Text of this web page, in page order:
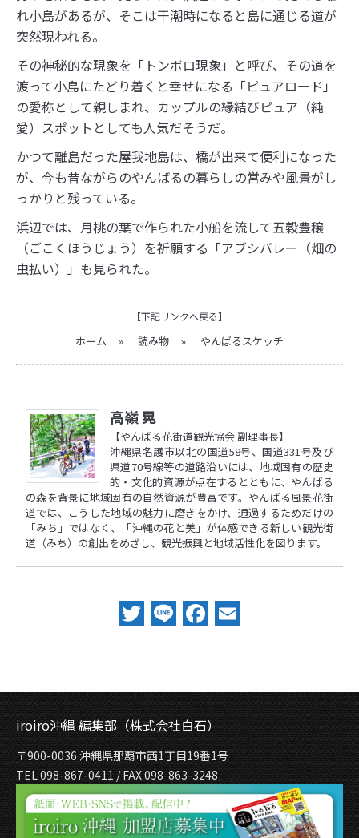
れ小島があるが、そこは干潮時になると島に通じる道が
突然現われる。
その神秘的な現象を「トンボロ現象」と呼び、その道を
渡って小島にたどり着くと幸せになる「ピュアロード」
の愛称として親しまれ、カップルの縁結びピュア（純
愛）スポットとしても人気だそうだ。
かつて離島だった屋我地島は、橋が出来て便利になった
が、今も昔ながらのやんばるの暮らしの営みや風景がし
っかりと残っている。
浜辺では、月桃の葉で作られた小船を流して五穀豊穣
（ごこくほうじょう）を祈願する「アブシバレー（畑の
虫払い）」も見られた。
【下記リンクへ戻る】
ホーム » 読み物 » やんばるスケッチ
高嶺 晃
【やんばる花街道観光協会 副理事長】
沖縄県名護市以北の国道58号、国道331号及び
県道70号線等の道路沿いには、地域固有の歴史
的・文化的資源が点在するとともに、やんばる
の森を背景に地域固有の自然資源が豊富です。やんばる風景花街
道では、こうした地域の魅力に磨きをかけ、通過するためだけの
「みち」ではなく、「沖縄の花と美」が体感できる新しい観光街
道（みち）の創出をめざし、観光振興と地域活性化を図ります。
Twitter
LineFacebook
iroiro沖縄 編集部（株式会社白石）
〒900-0036 沖縄県那覇市西1丁目19番1号
TEL 098-867-0411 / FAX 098-863-3248